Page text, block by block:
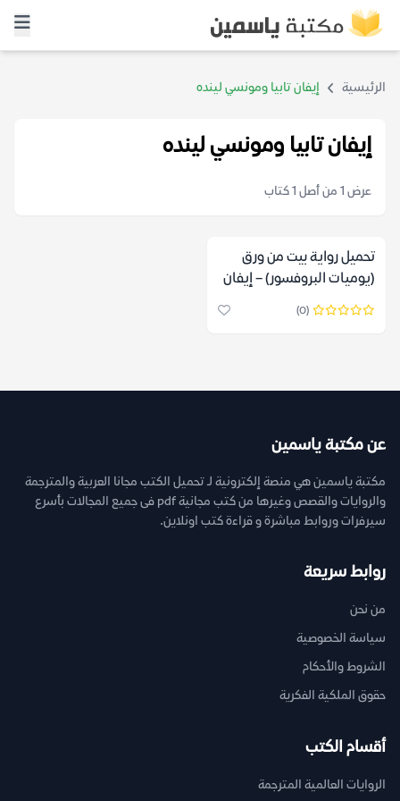
الرئيسية إيفان تابيا ومونسي لينده
إيفان تابيا ومونسي لينده
عرض 1 من أصل 1 كتاب
تحميل رواية بيت من ورق
(يوميات البروفسور) – إيفان
تابيا ومونسي لينده
(0)
عن مكتبة ياسمين
مكتبة ياسمين هي منصة إلكترونية لـ تحميل الكتب مجانا العربية والمترجمة
والروايات والقصص وغيرها من كتب مجانية pdf فى جميع المجالات بأسرع
سيرفرات وروابط مباشرة و قراءة كتب اونلاين.
روابط سريعة
من نحن
سياسة الخصوصية
الشروط والأحكام
حقوق الملكية الفكرية
أقسام الكتب
الروايات العالمية المترجمة